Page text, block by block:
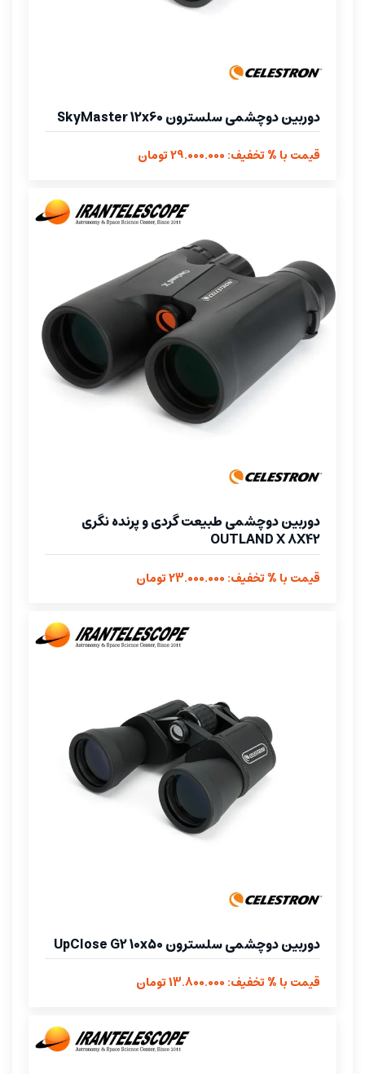
دوربین دوچشمی سلسترون SkyMaster 12x60
قیمت با % تخفیف: 29.000.000 تومان
دوربین دوچشمی طبیعت گردی و پرنده نگری
OUTLAND X 8X42
قیمت با % تخفیف: 23.000.000 تومان
دوربین دوچشمی سلسترون UpClose G2 10x50
قیمت با % تخفیف: 13.800.000 تومان